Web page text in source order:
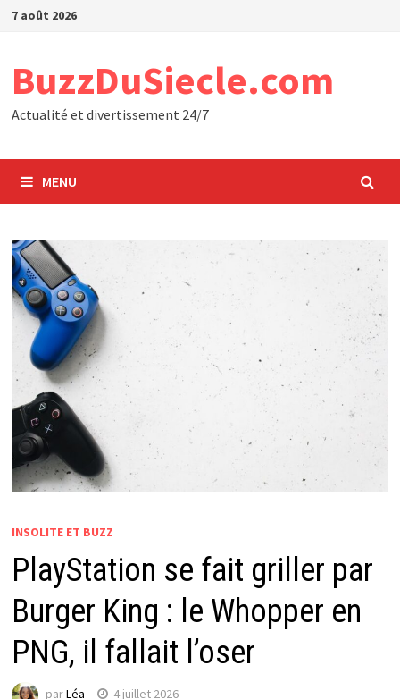
Passer
7 août 2026
BuzzDuSiecle.com
Actualité et divertissement 24/7
MENU
INSOLITE ET BUZZ
PlayStation se fait griller par
Burger King : le Whopper en
PNG, il fallait l’oser
parLéa 4 juillet 2026